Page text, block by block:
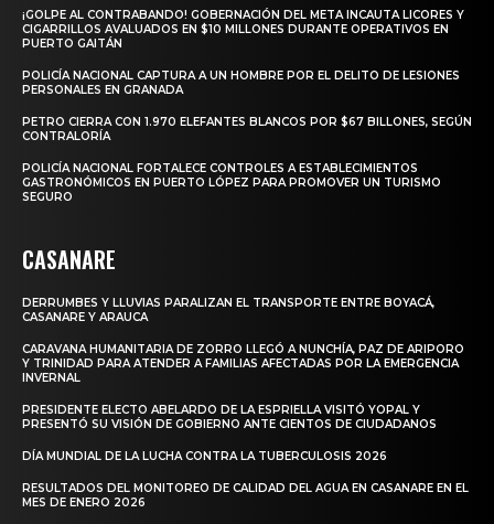
¡GOLPE AL CONTRABANDO! GOBERNACIÓN DEL META INCAUTA LICORES Y
CIGARRILLOS AVALUADOS EN $10 MILLONES DURANTE OPERATIVOS EN
PUERTO GAITÁN
POLICÍA NACIONAL CAPTURA A UN HOMBRE POR EL DELITO DE LESIONES
PERSONALES EN GRANADA
PETRO CIERRA CON 1.970 ELEFANTES BLANCOS POR $67 BILLONES, SEGÚN
CONTRALORÍA
POLICÍA NACIONAL FORTALECE CONTROLES A ESTABLECIMIENTOS
GASTRONÓMICOS EN PUERTO LÓPEZ PARA PROMOVER UN TURISMO
SEGURO
CASANARE
DERRUMBES Y LLUVIAS PARALIZAN EL TRANSPORTE ENTRE BOYACÁ,
CASANARE Y ARAUCA
CARAVANA HUMANITARIA DE ZORRO LLEGÓ A NUNCHÍA, PAZ DE ARIPORO
Y TRINIDAD PARA ATENDER A FAMILIAS AFECTADAS POR LA EMERGENCIA
INVERNAL
PRESIDENTE ELECTO ABELARDO DE LA ESPRIELLA VISITÓ YOPAL Y
PRESENTÓ SU VISIÓN DE GOBIERNO ANTE CIENTOS DE CIUDADANOS
DÍA MUNDIAL DE LA LUCHA CONTRA LA TUBERCULOSIS 2026
RESULTADOS DEL MONITOREO DE CALIDAD DEL AGUA EN CASANARE EN EL
MES DE ENERO 2026